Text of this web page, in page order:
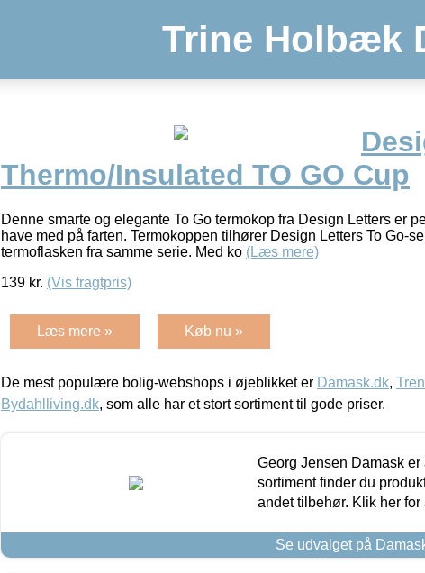
Trine Holbæk
Thermo/Insulated TO GO Cup
Denne smarte og elegante To Go termokop fra Design Letters er
have med på farten. Termokoppen tilhører Design Letters To Go-
termoflasken fra samme serie. Med ko (Læs mere)
139 kr. (Vis fragtpris)
Læs mere » Køb nu »
De mest populære bolig-webshops i øjeblikket er Damask.dk,
Bydahlliving.dk, som alle har et stort sortiment til gode priser.
Georg Jensen Damask
sortiment finder du
andet tilbehør. Klik her for
Se udvalget på